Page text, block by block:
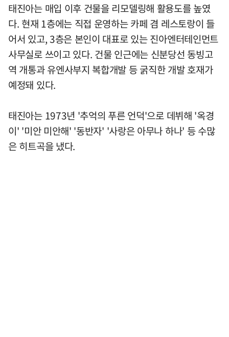
태진아는 매입 이후 건물을 리모델링해 활용도를 높였
다. 현재 1층에는 직접 운영하는 카페 겸 레스토랑이 들
어서 있고, 3층은 본인이 대표로 있는 진아엔터테인먼트
사무실로 쓰이고 있다. 건물 인근에는 신분당선 동빙고
역 개통과 유엔사부지 복합개발 등 굵직한 개발 호재가
예정돼 있다.
태진아는 1973년 '추억의 푸른 언덕'으로 데뷔해 '옥경
이' '미안 미안해' '동반자' '사랑은 아무나 하나' 등 수많
은 히트곡을 냈다.